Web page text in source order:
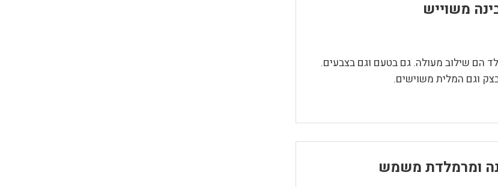
משוייש
הם שילוב מעולה. גם בטעם וגם בצבעים.
וגם המלית משוישים.
ומרמלדת משמש